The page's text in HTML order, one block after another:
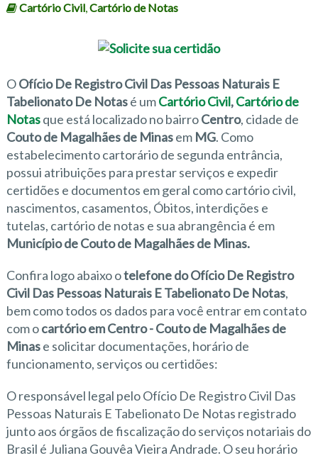
Cartório Civil,Cartório de Notas
OOfício De Registro Civil Das Pessoas Naturais E
Tabelionato De Notasé umCartório Civil,Cartório de
Notasque está localizado no bairroCentro, cidade de
Couto de Magalhães de Minasem MG. Como
estabelecimento cartorário de segunda entrância,
possui atribuições para prestar serviços e expedir
certidões e documentos em geral como cartório civil,
nascimentos, casamentos, Óbitos, interdições e
tutelas, cartório de notas e sua abrangência é em
Município de Couto de Magalhães de Minas.
Confira logo abaixo otelefone do Ofício De Registro
Civil Das Pessoas Naturais E Tabelionato De Notas,
bem como todos os dados para você entrar em contato
com ocartório em Centro - Couto de Magalhães de
Minase solicitar documentações, horário de
funcionamento, serviços ou certidões:
O responsável legal pelo Ofício De Registro Civil Das
Pessoas Naturais E Tabelionato De Notas registrado
junto aos órgãos de fiscalização do serviços notariais do
Brasil é Juliana Gouvêa Vieira Andrade. O seu horário